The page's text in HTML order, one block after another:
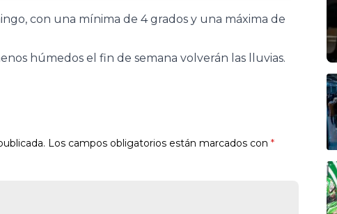
con una mínima de 4 grados y una máxima de
húmedos el fin de semana volverán las lluvias.
Los campos obligatorios están marcados con *